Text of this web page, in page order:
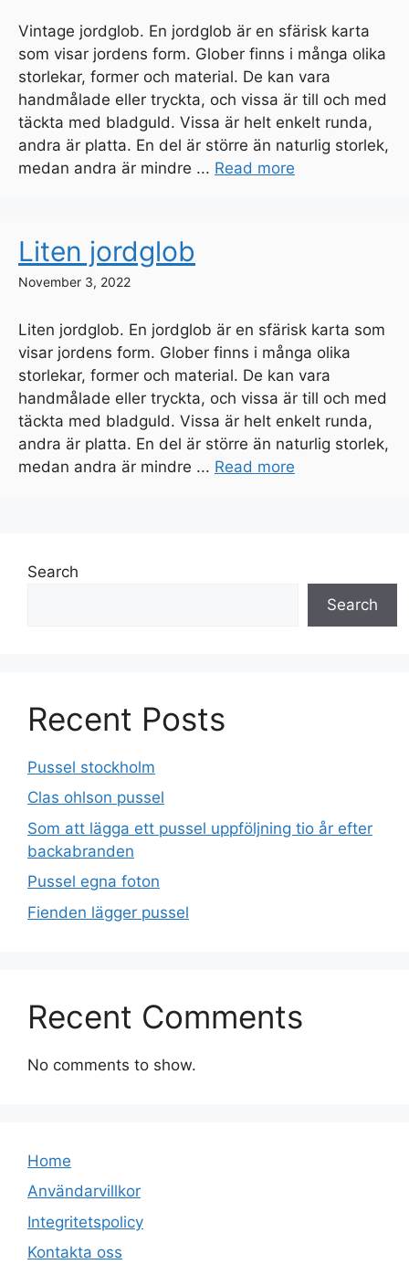
Vintage jordglob. En jordglob är en sfärisk karta
som visar jordens form. Glober finns i många olika
storlekar, former och material. De kan vara
handmålade eller tryckta, och vissa är till och med
täckta med bladguld. Vissa är helt enkelt runda,
andra är platta. En del är större än naturlig storlek,
medan andra är mindre ... Read more
Liten jordglob
November 3, 2022
Liten jordglob. En jordglob är en sfärisk karta som
visar jordens form. Glober finns i många olika
storlekar, former och material. De kan vara
handmålade eller tryckta, och vissa är till och med
täckta med bladguld. Vissa är helt enkelt runda,
andra är platta. En del är större än naturlig storlek,
medan andra är mindre ... Read more
Search
Search
Recent Posts
Pussel stockholm
Clas ohlson pussel
Som att lägga ett pussel uppföljning tio år efter
backabranden
Pussel egna foton
Fienden lägger pussel
Recent Comments
No comments to show.
Home
Användarvillkor
Integritetspolicy
Kontakta oss